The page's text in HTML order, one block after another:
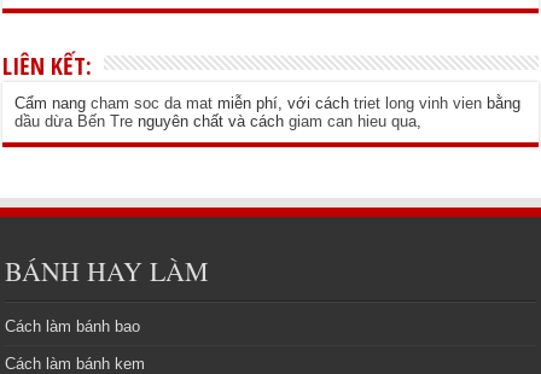
LIÊN KẾT:
Cẩm nangcham soc da mat miễn phí, với cáchtriet long vinh vien bằng
dầu dừa Bến Tre nguyên chất và cáchgiam can hieu qua
BÁNH HAY LÀM
Cách làm bánh bao
Cách làm bánh kem